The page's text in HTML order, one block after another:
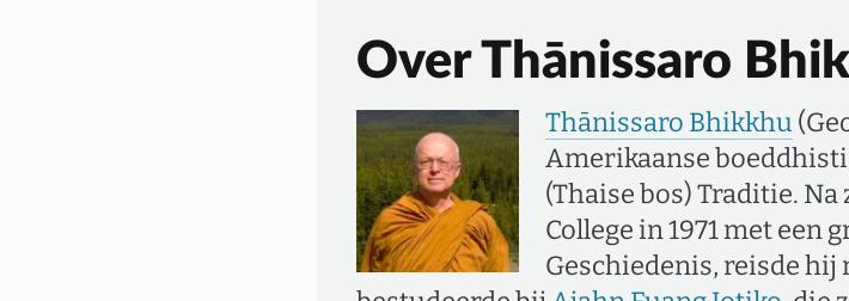
Over Thānissaro
Thānissaro Bhikkhu
Amerikaanse
(Thaise bos) Traditie.
College in 1971 met een
Geschiedenis, reisde